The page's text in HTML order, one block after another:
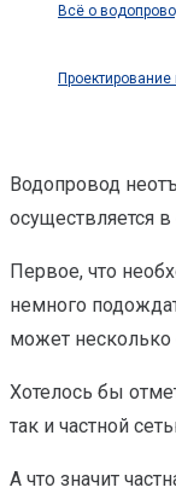
Всё о
Водопровод
осуществляется
Первое, что
немного
может несколько
Хотелось бы
так и частной
А что значит